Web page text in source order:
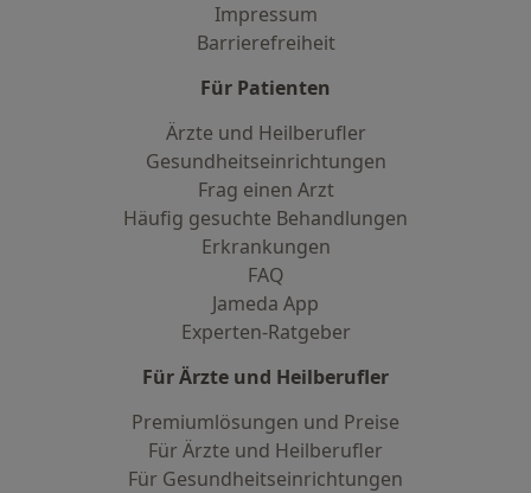
Impressum
Barrierefreiheit
Für Patienten
Ärzte und Heilberufler
Gesundheitseinrichtungen
Frag einen Arzt
Häufig gesuchte Behandlungen
Erkrankungen
FAQ
Jameda App
Experten-Ratgeber
Für Ärzte und Heilberufler
Premiumlösungen und Preise
Für Ärzte und Heilberufler
Für Gesundheitseinrichtungen